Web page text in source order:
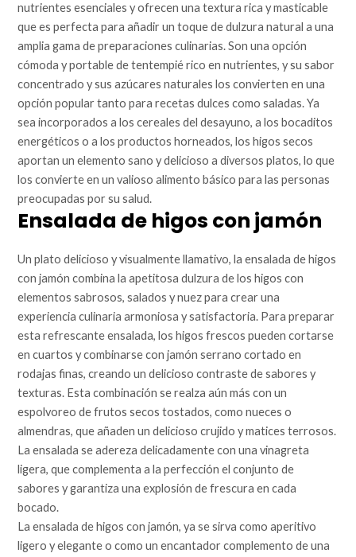
nutrientes esenciales y ofrecen una textura rica y masticable
que es perfecta para añadir un toque de dulzura natural a una
amplia gama de preparaciones culinarias. Son una opción
cómoda y portable de tentempié rico en nutrientes, y su sabor
concentrado y sus azúcares naturales los convierten en una
opción popular tanto para recetas dulces como saladas. Ya
sea incorporados a los cereales del desayuno, a los bocaditos
energéticos o a los productos horneados, los higos secos
aportan un elemento sano y delicioso a diversos platos, lo que
los convierte en un valioso alimento básico para las personas
preocupadas por su salud.
Ensalada de higos con jamón
Un plato delicioso y visualmente llamativo, la ensalada de higos
con jamón combina la apetitosa dulzura de los higos con
elementos sabrosos, salados y nuez para crear una
experiencia culinaria armoniosa y satisfactoria. Para preparar
esta refrescante ensalada, los higos frescos pueden cortarse
en cuartos y combinarse con jamón serrano cortado en
rodajas finas, creando un delicioso contraste de sabores y
texturas. Esta combinación se realza aún más con un
espolvoreo de frutos secos tostados, como nueces o
almendras, que añaden un delicioso crujido y matices terrosos.
La ensalada se adereza delicadamente con una vinagreta
ligera, que complementa a la perfección el conjunto de
sabores y garantiza una explosión de frescura en cada
bocado.
La ensalada de higos con jamón, ya se sirva como aperitivo
ligero y elegante o como un encantador complemento de una